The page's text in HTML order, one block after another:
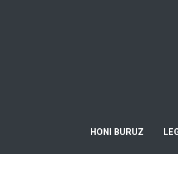
HONI BURUZ